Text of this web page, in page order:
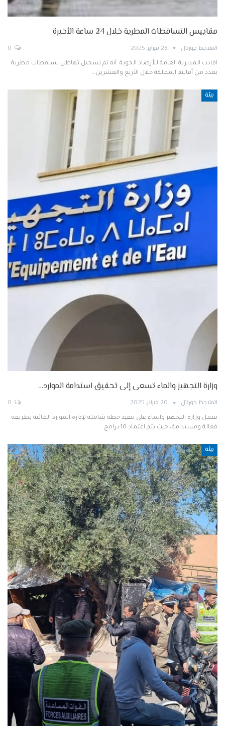
مقاييس التساقطات المطرية خلال 24 ساعة الأخيرة
الملاحظ جورنال 28 فبراير, 2025
افادت المديرية العامة للأرصاد الجوية أنه تم تسجيل تهاطل تساقطات مطرية
بعدد من أقاليم المملكة خلال الأربع والعشرين…
بيئة
وزارة التجهيز والماء تسعى إلى تحقيق استدامة الموارد…
الملاحظ جورنال 20 فبراير, 2025
تعمل وزارة التجهيز والماء على تنفيذ خطة شاملة لإدارة الموارد المائية بطريقة
فعالة ومستدامة، حيث يتم اعتماد 10 برامج…
بيئة